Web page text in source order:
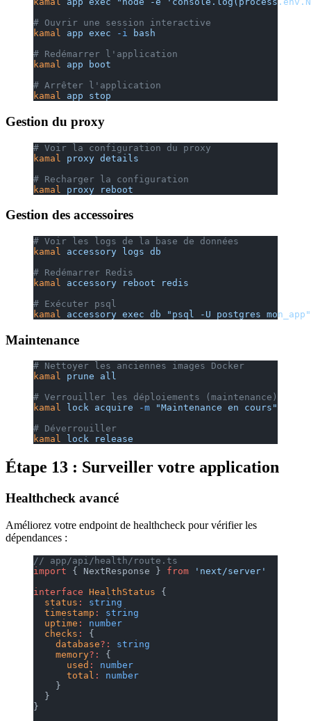
# Ouvrir une session interactive
kamal app exec -i bash
# Redémarrer l'application
kamal app boot
# Arrêter l'application
kamal app stop
Gestion du proxy
# Voir la configuration du proxy
kamal
proxy details
# Recharger la configuration
kamal
proxy reboot
Gestion des accessoires
# Voir les logs de la base de données
kamal
accessory logs db
# Redémarrer Redis
kamal
accessory reboot redis
# Exécuter psql
kamal
accessory exec db "psql -U postgres mon_app"
Maintenance
# Nettoyer les anciennes images Docker
kamal prune all
# Verrouiller les déploiements (maintenance)
kamal lock acquire -m "Maintenance en cours"
# Déverrouiller
kamal lock release
Étape 13 : Surveiller votre application
Healthcheck avancé
Améliorez votre endpoint de healthcheck pour vérifier les
dépendances :
// app/api/health/route.ts
import { NextResponse } from 'next/server'
interface HealthStatus {
  status
:
string
  timestamp
:
string
  uptime
:
number
  checks
:
{
    database
?:
string
    memory
?:
{
      used
:
number
      total
:
number
    }
  }
}